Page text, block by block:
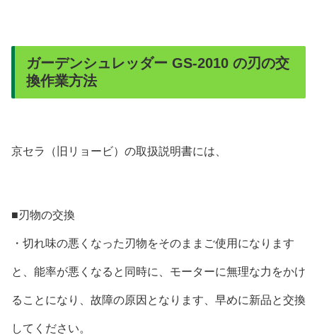
ガーデンシュレッダー GS-2010 の刃の交
換作業方法
京セラ（旧リョービ）の取扱説明書には、
■刃物の交換
・切れ味の悪くなった刃物をそのままご使用になります
と、能率が悪くなると同時に、モーターに無理な力をかけ
ることになり、故障の原因となります、早めに新品と交換
してください。